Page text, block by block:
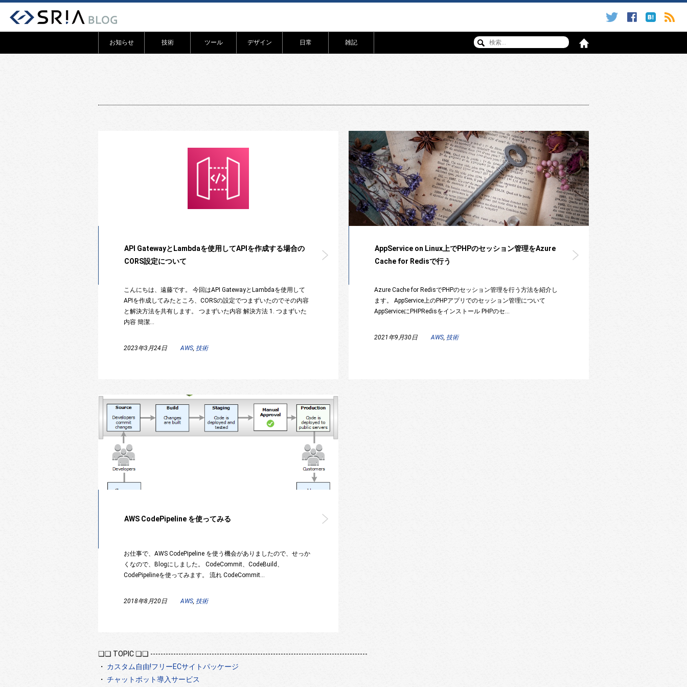
お知らせ 技術 ツール デザイン 日常 雑記
API GatewayとLambdaを使用してAPIを作成する場合の
CORS設定について
こんにちは、遠藤です。 今回はAPI GatewayとLambdaを使用して
APIを作成してみたところ、CORSの設定でつまずいたのでその内容
と解決方法を共有します。 つまずいた内容 解決方法 1. つまずいた
内容 簡潔…
2023年3月24日 AWS, 技術
AppService on Linux上でPHPのセッション管理をAzure
Cache for Redisで行う
Azure Cache for RedisでPHPのセッション管理を行う方法を紹介し
ます。 AppService上のPHPアプリでのセッション管理について
AppServiceにPHPRedisをインストール PHPのセ…
2021年9月30日 AWS, 技術
AWS CodePipeline を使ってみる
お仕事で、AWS CodePipeline を使う機会がありましたので、せっか
くなので、Blogにしました。 CodeCommit、CodeBuild、
CodePipelineを使ってみます。 流れ CodeCommit…
2018年8月20日 AWS, 技術
❏❏ TOPIC ❏❏ -------------------------------------------------------------------------------------
・ カスタム自由!フリーECサイトパッケージ
・ チャットボット導入サービス